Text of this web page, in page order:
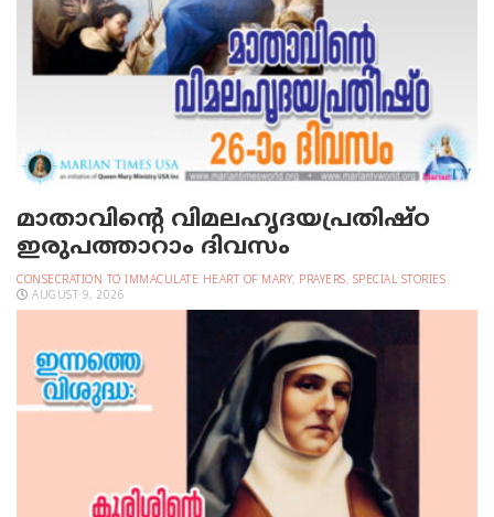
മാതാവിന്റെ വിമലഹൃദയപ്രതിഷ്ഠ
ഇരുപത്താറാം ദിവസം
CONSECRATION TO IMMACULATE HEART OF MARY, PRAYERS, SPECIAL STORIES
AUGUST 9, 2026